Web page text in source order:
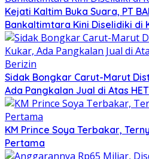
Kejati Kaltim Buka Suara, PT
Bankaltimtara Kini Diselidiki di
Sidak Bongkar Carut-Marut
Ada Pangkalan Jual di Atas
KM Prince Soya Terbakar,
Pertama